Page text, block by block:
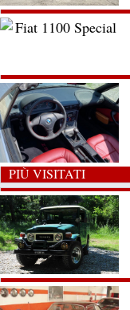
PIÙ VISITATI